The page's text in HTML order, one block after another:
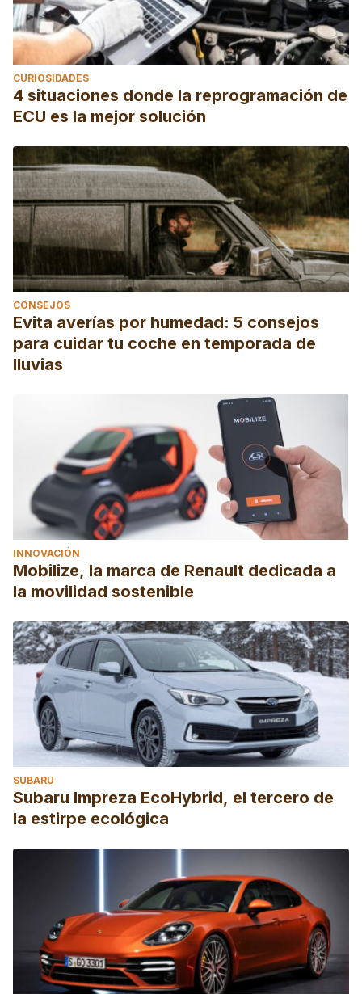
CURIOSIDADES
4 situaciones donde la reprogramación de
ECU es la mejor solución
CONSEJOS
Evita averías por humedad: 5 consejos
para cuidar tu coche en temporada de
lluvias
INNOVACIÓN
Mobilize, la marca de Renault dedicada a
la movilidad sostenible
SUBARU
Subaru Impreza EcoHybrid, el tercero de
la estirpe ecológica